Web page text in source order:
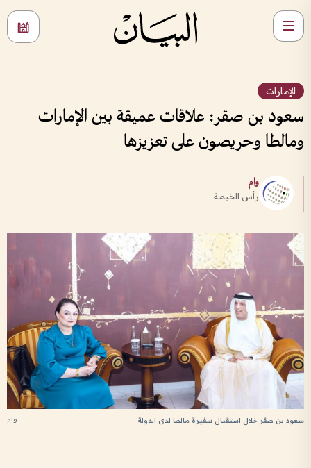
الإمارات
سعود بن صقر: علاقات عميقة بين الإمارات
ومالطا وحريصون على تعزيزها
وام
رأس الخيمة
وام سعود بن صقر خلال استقبال سفيرة مالطا لدى الدولة